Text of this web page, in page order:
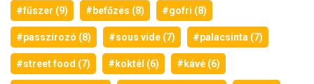
#fűszer (9) #befőzés (8) #gofri (8)
#passzírozó (8) #sous vide (7) #palacsinta (7)
#street food (7) #koktél (6) #kávé (6)